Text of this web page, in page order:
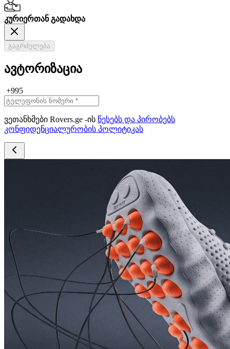
კურიერთან გადახდა
გაგრძელება
ავტორიზაცია
+995
ვეთანხმები Rovers.ge -ის წესებს და პირობებს
კონფიდენციალურობის პოლიტიკას